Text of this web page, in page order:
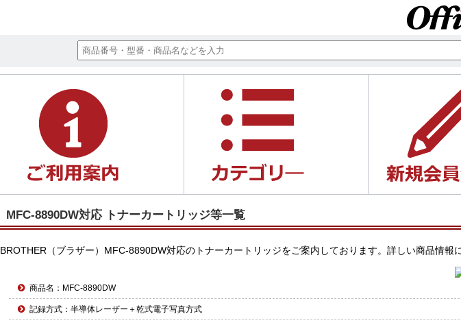
MFC-8890DW対応 トナーカートリッジ等一覧
BROTHER（ブラザー）MFC-8890DW対応のトナーカートリッジをご案内しております。詳しい商品情報
商品名：MFC-8890DW
記録方式：半導体レーザー＋乾式電子写真方式